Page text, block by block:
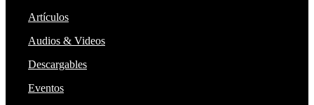
Artículos
Audios & Videos
Descargables
Eventos